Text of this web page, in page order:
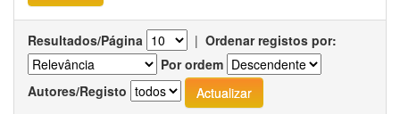
Resultados/Página | Ordenar registos por:
Por ordem
Autores/Registo